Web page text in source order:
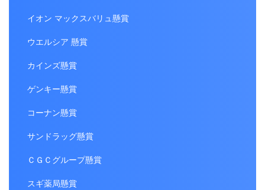
イオン マックスバリュ懸賞
ウエルシア 懸賞
カインズ懸賞
ゲンキー懸賞
コーナン懸賞
サンドラッグ懸賞
ＣＧＣグループ懸賞
スギ薬局懸賞